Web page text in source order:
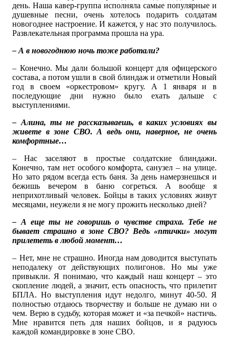
день. Наша кавер-группа исполняла самые популярные и
душевные песни, очень хотелось подарить солдатам
новогоднее настроение. И кажется, у нас это получилось.
Развлекательная программа прошла на ура.
– А в новогоднюю ночь тоже работали?
– Конечно. Мы дали большой концерт для офицерского
состава, а потом ушли в свой блиндаж и отметили Новый
год в своем «оркестровом» кругу. А 1 января и в
последующие дни нужно было ехать дальше с
выступлениями.
– Алина, ты не рассказываешь, в каких условиях вы
живете в зоне СВО. А ведь они, наверное, не очень
комфортные…
– Нас заселяют в простые солдатские блиндажи.
Конечно, там нет особого комфорта, санузел – на улице.
Но зато рядом всегда есть баня. За день намерзнешься и
бежишь вечером в баню согреться. А вообще я
неприхотливый человек. Бойцы в таких условиях живут
месяцами, неужели я не могу прожить несколько дней?
– А еще ты не говоришь о чувстве страха. Тебе не
бывает страшно в зоне СВО? Ведь «птички» могут
прилететь в любой момент…
– Нет, мне не страшно. Иногда нам доводится выступать
неподалеку от действующих полигонов. Но мы уже
привыкли. Я понимаю, что каждый наш концерт – это
скопление людей, а значит, есть опасность, что прилетит
БПЛА. Но выступления идут недолго, минут 40-50. Я
полностью отдаюсь творчеству и больше не думаю ни о
чем. Верю в судьбу, которая может и «за печкой» настичь.
Мне нравится петь для наших бойцов, и я радуюсь
каждой командировке в зоне СВО.